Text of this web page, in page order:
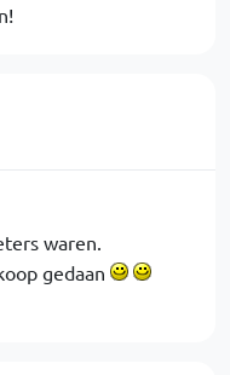
waren.
gedaan